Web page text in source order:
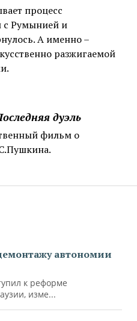
процесс
с Румынией и
А именно –
разжигаемой
дуэль
фильм о
автономии
к реформе
изме...